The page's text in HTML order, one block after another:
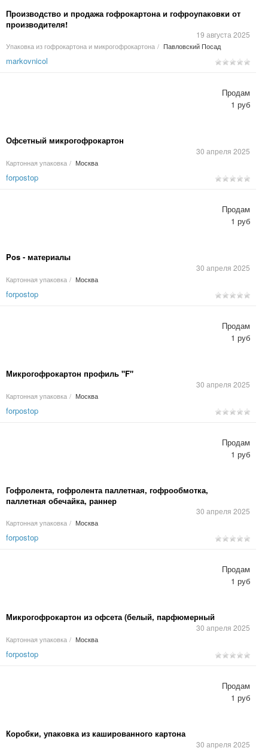
Производство и продажа гофрокартона и гофроупаковки от
производителя!
19 августа 2025
Упаковка из гофрокартона и микрогофрокартона / Павловский Посад
markovnicol
Офсетный микрогофрокартон
30 апреля 2025
Картонная упаковка / Москва
Продам
1 руб
forpostop
Pos - материалы
30 апреля 2025
Картонная упаковка / Москва
Продам
1 руб
forpostop
Микрогофрокартон профиль "F"
30 апреля 2025
Картонная упаковка / Москва
Продам
1 руб
forpostop
Гофролента, гофролента паллетная, гофрообмотка,
паллетная обечайка, раннер
30 апреля 2025
Картонная упаковка / Москва
Продам
1 руб
forpostop
Микрогофрокартон из офсета (белый, парфюмерный
30 апреля 2025
Картонная упаковка / Москва
Продам
1 руб
forpostop
Коробки, упаковка из кашированного картона
30 апреля 2025
Продам
1 руб